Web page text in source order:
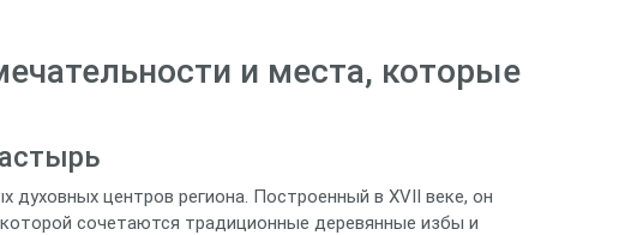
и места, которые
центров региона. Построенный в XVII веке, он
которой сочетаются традиционные деревянные избы и